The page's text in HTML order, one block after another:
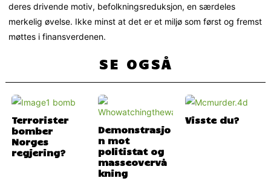
deres drivende motiv, befolkningsreduksjon, en særdeles
merkelig øvelse. Ikke minst at det er et miljø som først og fremst
møttes i finansverdenen.
SE OGSÅ
Terrorister
bomber
Norges
regjering?
Demonstrasjo
n mot
politistat og
masseovervå
kning
Visste du?